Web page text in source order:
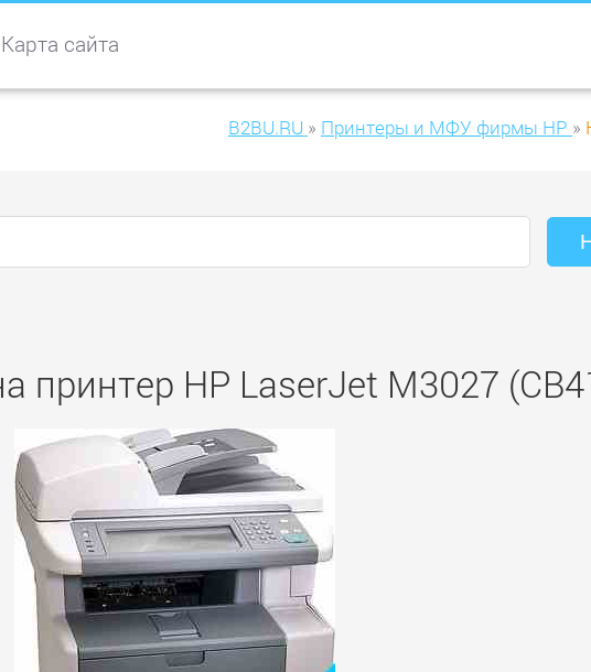
Карта сайта
B2BU.RU » Принтеры и МФУ фирмы HP »
принтер HP LaserJet M3027